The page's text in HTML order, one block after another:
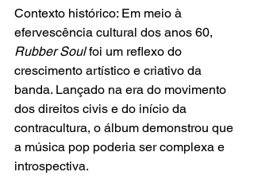
Contexto histórico: Em meio à
efervescência cultural dos anos 60,
Rubber Soul foi um reflexo do
crescimento artístico e criativo da
banda. Lançado na era do movimento
dos direitos civis e do início da
contracultura, o álbum demonstrou que
a música pop poderia ser complexa e
introspectiva.